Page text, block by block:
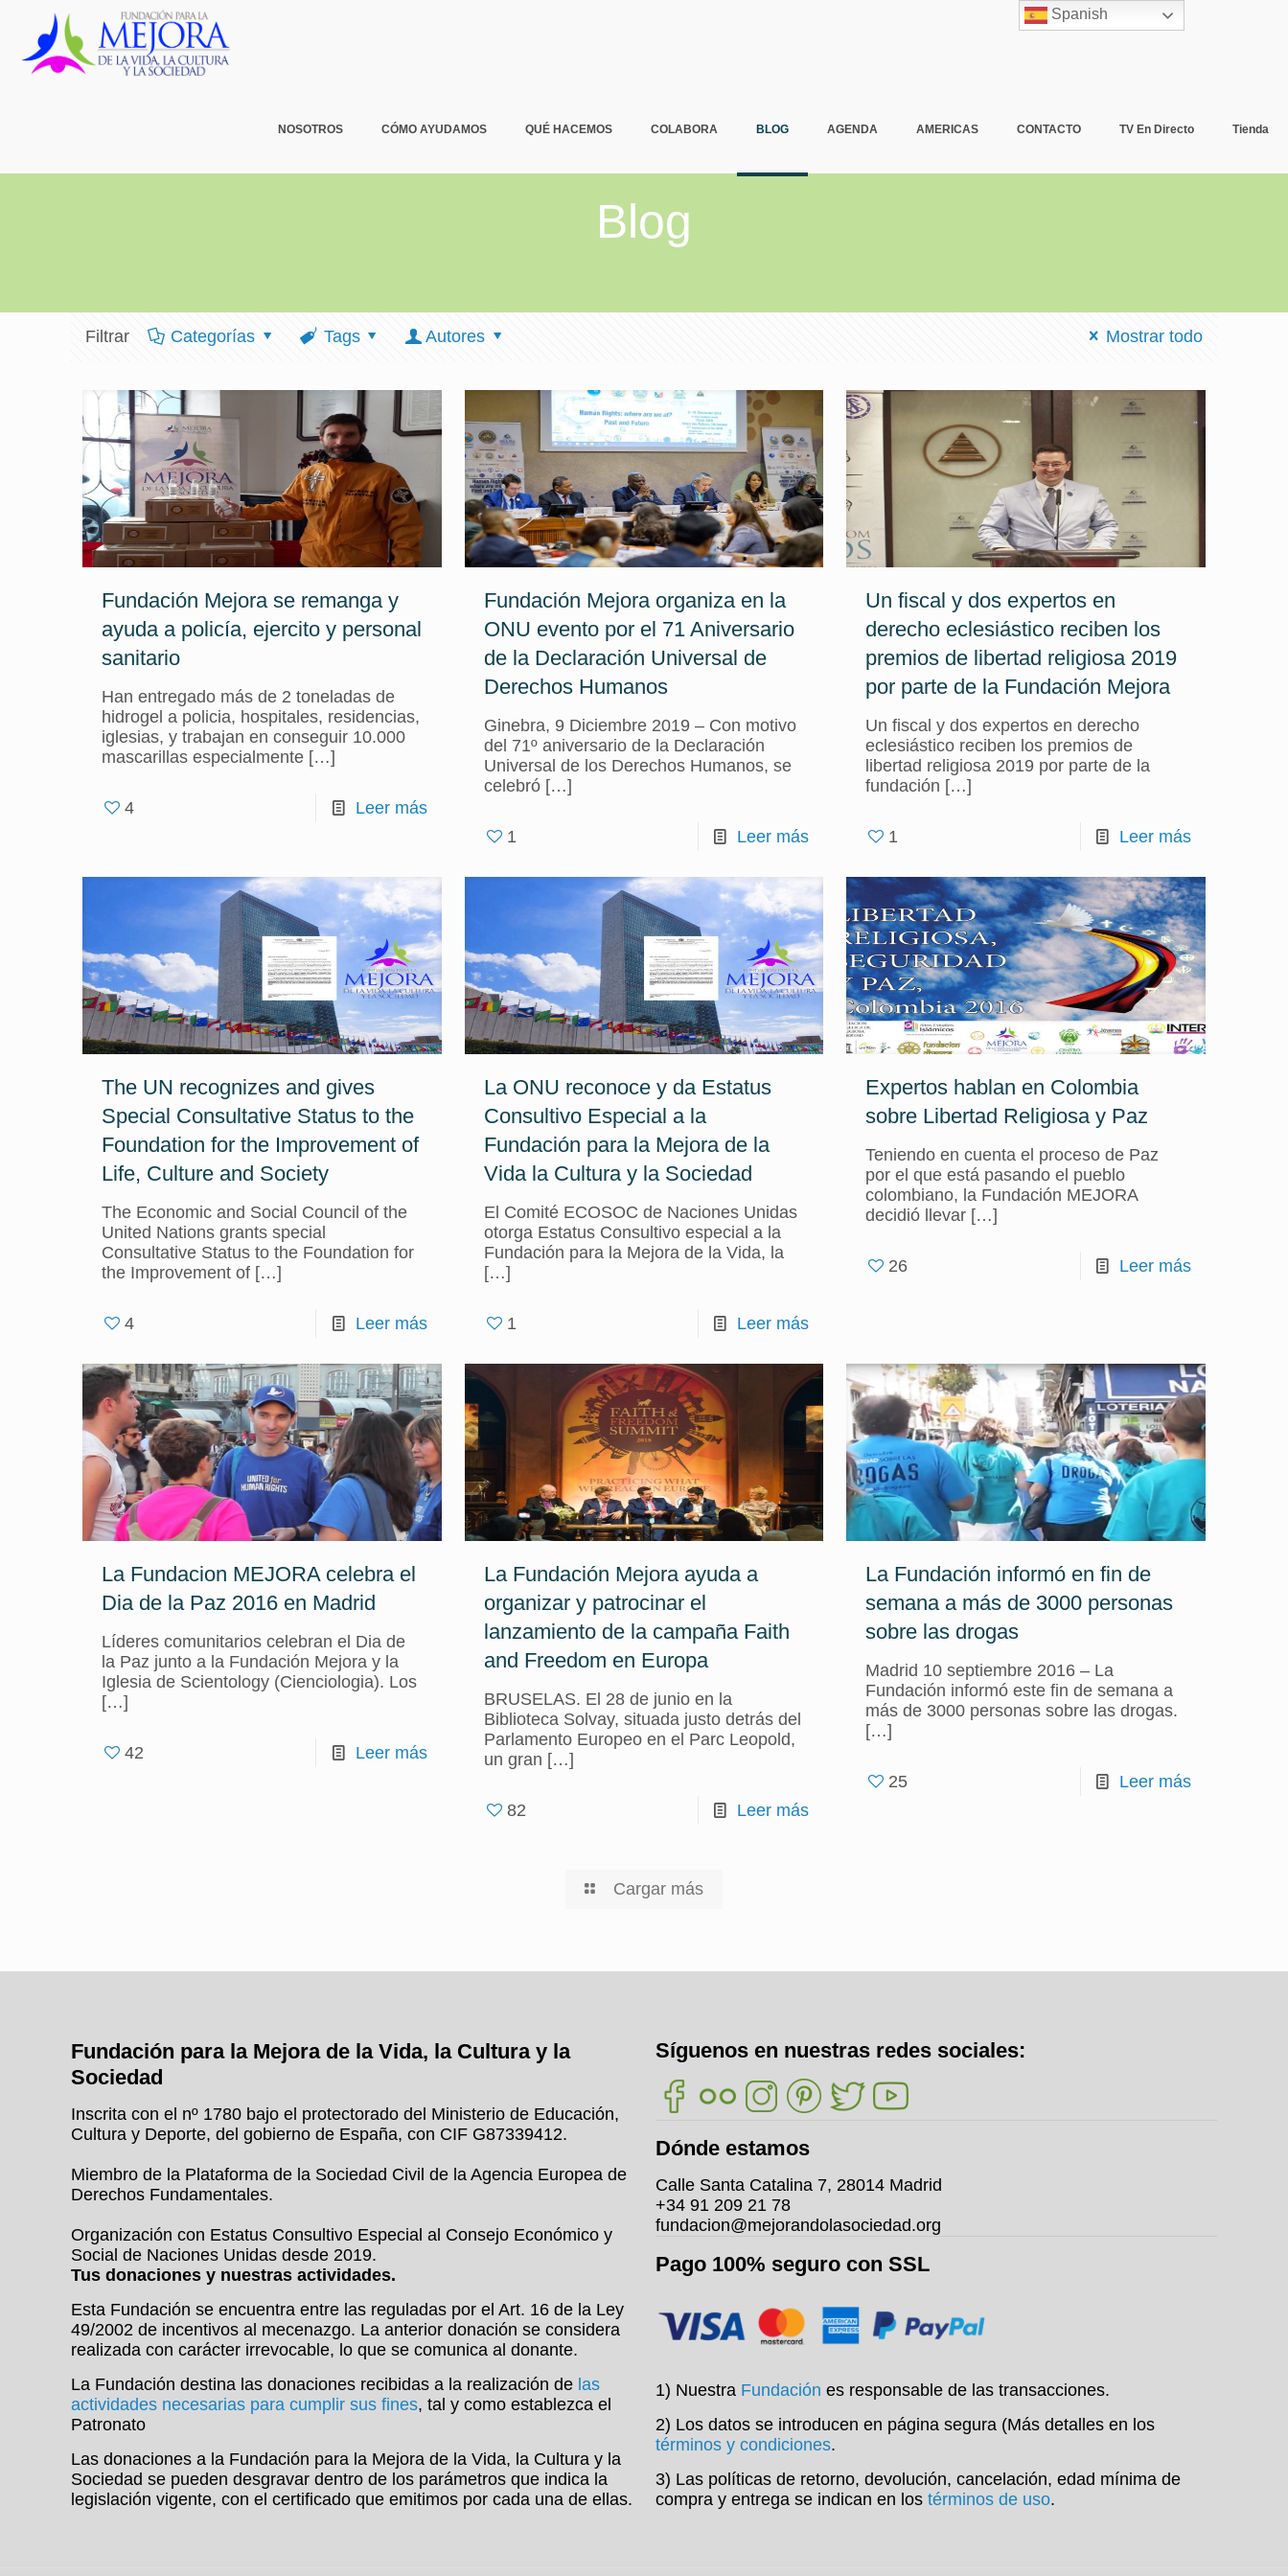
NOSOTROS CÓMO AYUDAMOS QUÉ HACEMOS COLABORA BLOG AGENDA AMERICAS CONTACTO TV En Directo Tienda
Blog
Filtrar Categorías Tags Autores Mostrar todo
Fundación Mejora se remanga y
ayuda a policía, ejercito y personal
sanitario
Han entregado más de 2 toneladas de
hidrogel a policia, hospitales, residencias,
iglesias, y trabajan en conseguir 10.000
mascarillas especialmente[…]
4 Leer más
Fundación Mejora organiza en la
ONU evento por el 71 Aniversario
de la Declaración Universal de
Derechos Humanos
Ginebra, 9 Diciembre 2019 – Con motivo
del 71º aniversario de la Declaración
Universal de los Derechos Humanos, se
celebró[…]
1 Leer más
Un fiscal y dos expertos en
derecho eclesiástico reciben los
premios de libertad religiosa 2019
por parte de la Fundación Mejora
Un fiscal y dos expertos en derecho
eclesiástico reciben los premios de
libertad religiosa 2019 por parte de la
fundación […]
1 Leer más
The UN recognizes and gives
Special Consultative Status to the
Foundation for the Improvement of
Life, Culture and Society
The Economic and Social Council of the
United Nations grants special
Consultative Status to the Foundation for
the Improvement of[…]
4 Leer más
La ONU reconoce y da Estatus
Consultivo Especial a la
Fundación para la Mejora de la
Vida la Cultura y la Sociedad
El Comité ECOSOC de Naciones Unidas
otorga Estatus Consultivo especial a la
Fundación para la Mejora de la Vida, la
[…]
1 Leer más
Expertos hablan en Colombia
sobre Libertad Religiosa y Paz
Teniendo en cuenta el proceso de Paz
por el que está pasando el pueblo
colombiano, la Fundación MEJORA
decidió llevar […]
26 Leer más
La Fundacion MEJORA celebra el
Dia de la Paz 2016 en Madrid
Líderes comunitarios celebran el Dia de
la Paz junto a la Fundación Mejora y la
Iglesia de Scientology (Cienciologia). Los
[…]
42 Leer más
La Fundación Mejora ayuda a
organizar y patrocinar el
lanzamiento de la campaña Faith
and Freedom en Europa
BRUSELAS. El 28 de junio en la
Biblioteca Solvay, situada justo detrás del
Parlamento Europeo en el Parc Leopold,
un gran […]
82 Leer más
La Fundación informó en fin de
semana a más de 3000 personas
sobre las drogas
Madrid 10 septiembre 2016 – La
Fundación informó este fin de semana a
más de 3000 personas sobre las drogas.
[…]
25 Leer más
Cargar más
Fundación para la Mejora de la Vida, la Cultura y la
Sociedad
Inscrita con el nº 1780 bajo el protectorado del Ministerio de Educación,
Cultura y Deporte, del gobierno de España, con CIF G87339412.
Miembro de la Plataforma de la Sociedad Civil de la Agencia Europea de
Derechos Fundamentales.
Organización con Estatus Consultivo Especial al Consejo Económico y
Social de Naciones Unidas desde 2019.
Tus donaciones y nuestras actividades.
Esta Fundación se encuentra entre las reguladas por el Art. 16 de la Ley
49/2002 de incentivos al mecenazgo. La anterior donación se considera
realizada con carácter irrevocable, lo que se comunica al donante.
La Fundación destina las donaciones recibidas a la realización de las
actividades necesarias para cumplir sus fines, tal y como establezca el
Patronato
Las donaciones a la Fundación para la Mejora de la Vida, la Cultura y la
Sociedad se pueden desgravar dentro de los parámetros que indica la
legislación vigente, con el certificado que emitimos por cada una de ellas.
Síguenos en nuestras redes sociales:
Dónde estamos
Calle Santa Catalina 7, 28014 Madrid
+34 91 209 21 78
fundacion@mejorandolasociedad.org
Pago 100% seguro con SSL
1) Nuestra Fundación es responsable de las transacciones.
2) Los datos se introducen en página segura (Más detalles en los
términos y condiciones.
3) Las políticas de retorno, devolución, cancelación, edad mínima de
compra y entrega se indican en los términos de uso.
Spanish